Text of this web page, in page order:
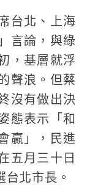
台北、上海
言論，與綠
，基層就浮
聲浪。但蔡
沒有做出決
態表示「和
贏」，民進
五月三十日
北市長。